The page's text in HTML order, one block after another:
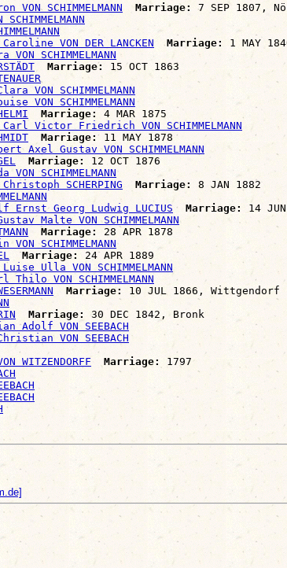
SCHIMMELMANN Marriage:
7 SEP 1807,
VON DER LANCKEN Marriage:
1 MAY
SCHIMMELMANN
Marriage:
15 OCT 1863
VON SCHIMMELMANN
VON SCHIMMELMANN
Marriage:
4 MAR 1875
Victor Friedrich VON SCHIMMELMANN
Marriage: 11 MAY 1878
Axel Gustav VON SCHIMMELMANN
Marriage:
12 OCT 1876
SCHIMMELMANN
SCHERPING Marriage:
8 JAN 1882
Ernst Georg Ludwig LUCIUS Marriage:
14
Malte VON SCHIMMELMANN
Marriage:
28 APR 1878
SCHIMMELMANN
Marriage:
24 APR 1889
Ulla VON SCHIMMELMANN
VON SCHIMMELMANN
Marriage:
10 JUL 1866, Wittgendorf
Marriage:
30 DEC 1842, Bronk
VON SEEBACH
VON SEEBACH
Marriage:
1797